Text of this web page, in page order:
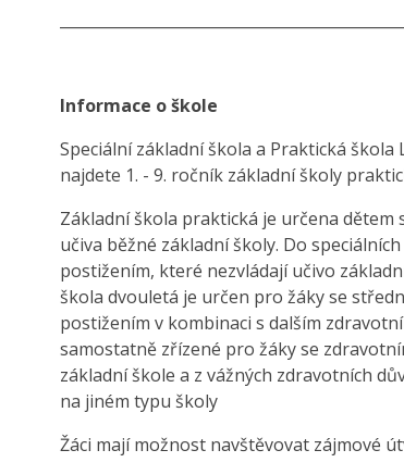
Informace o škole
Speciální základní škola a Praktická škola
najdete 1. - 9. ročník základní školy
Základní škola praktická je určena
učiva běžné základní školy. Do
postižením, které nezvládají učivo
škola dvouletá je určen pro žáky se
postižením v kombinaci s dalším
samostatně zřízené pro žáky se
základní škole a z vážných zdravotních
na jiném typu školy
Žáci mají možnost navštěvovat zájmové